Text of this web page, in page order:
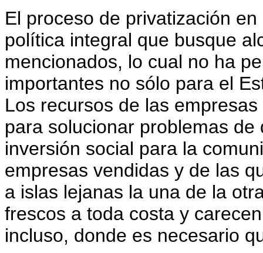
El proceso de privatización
política integral que busque
mencionados, lo cual no ha
importantes no sólo para el
Los recursos de las
para solucionar problemas
inversión social para la
empresas vendidas y de las
a islas lejanas la una de la
frescos a toda costa y
incluso, donde es necesario